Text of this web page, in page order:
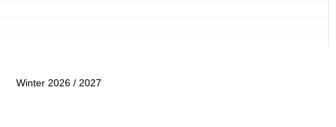
Winter 2026 / 2027